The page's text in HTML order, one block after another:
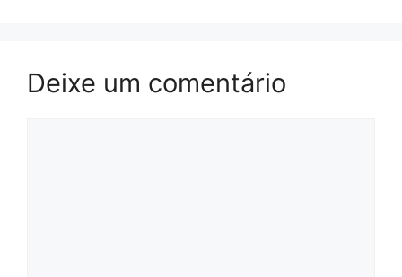
Deixe um comentário